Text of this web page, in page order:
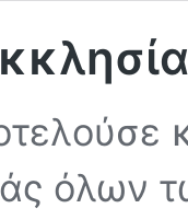
όλων